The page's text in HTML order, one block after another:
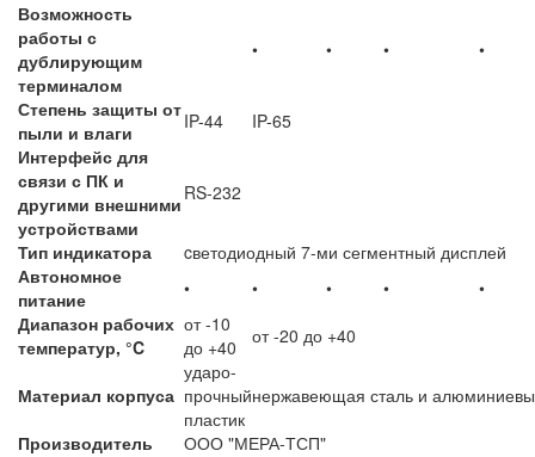
Возможность
работы с
дублирующим
терминалом
• • • •
Степень защиты от
пыли и влаги
IP-44
IP-65
Интерфейс для
связи с ПК и
другими внешними
устройствами
RS-232
Тип индикатора
cветодиодный 7-ми сегментный дисплей
Автономное
питание
• • • •
•
Диапазон рабочих
температур, °C
от -10
до +40
от -20 до +40
Материал корпуса
ударо-
прочный
пластик
нержавеющая сталь и
Производитель
ООО "МЕРА-ТСП"